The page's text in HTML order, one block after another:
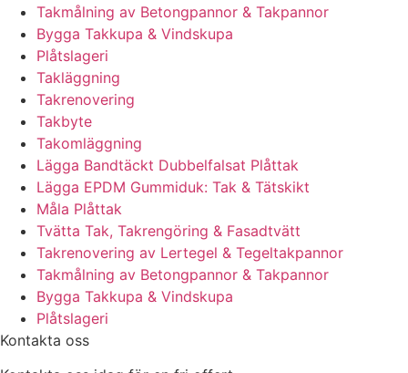
Takmålning av Betongpannor & Takpannor
Bygga Takkupa & Vindskupa
Plåtslageri
Takläggning
Takrenovering
Takbyte
Takomläggning
Lägga Bandtäckt Dubbelfalsat Plåttak
Lägga EPDM Gummiduk: Tak & Tätskikt
Måla Plåttak
Tvätta Tak, Takrengöring & Fasadtvätt
Takrenovering av Lertegel & Tegeltakpannor
Takmålning av Betongpannor & Takpannor
Bygga Takkupa & Vindskupa
Plåtslageri
Kontakta oss